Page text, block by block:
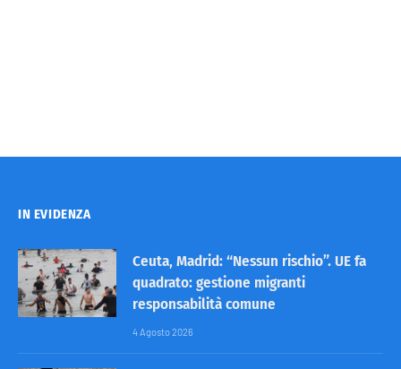
IN EVIDENZA
Ceuta, Madrid: “Nessun rischio”. UE fa
quadrato: gestione migranti
responsabilità comune
4 Agosto 2026